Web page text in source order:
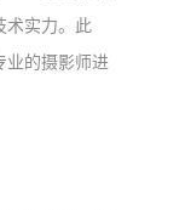
术实力。此
业的摄影师进